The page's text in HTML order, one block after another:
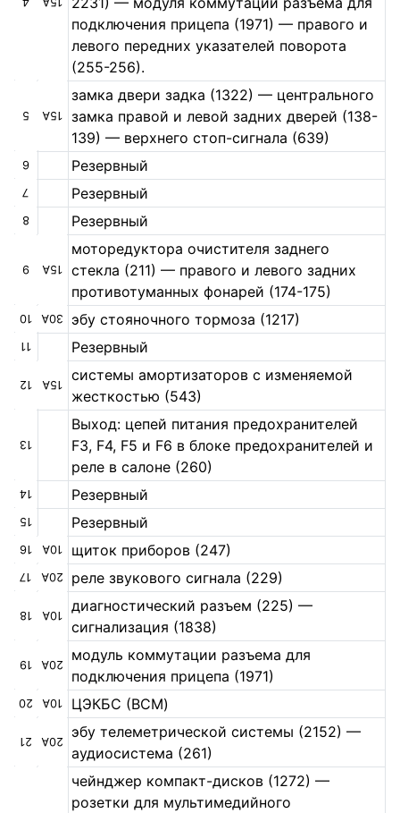
подключения прицепа (1971) — правого и
левого передних указателей поворота
(255-256).
5 15A
замка двери задка (1322) — центрального
замка правой и левой задних дверей (138-
139) — верхнего стоп-сигнала (639)
6 Резервный
7 Резервный
8 Резервный
9 15A
моторедуктора очистителя заднего
стекла (211) — правого и левого задних
противотуманных фонарей (174-175)
10 30A эбу стояночного тормоза (1217)
11 Резервный
12 15А
системы амортизаторов с изменяемой
жесткостью (543)
13
Выход: цепей питания предохранителей
F3, F4, F5 и F6 в блоке предохранителей и
реле в салоне (260)
14 Резервный
15 Резервный
16 10A щиток приборов (247)
17 20A реле звукового сигнала (229)
18 10A
диагностический разъем (225) —
сигнализация (1838)
19 20А
модуль коммутации разъема для
подключения прицепа (1971)
20 10А ЦЭКБС (BCM)
21 20А
эбу телеметрической системы (2152) —
аудиосистема (261)
чейнджер компакт-дисков (1272) —
розетки для мультимедийного